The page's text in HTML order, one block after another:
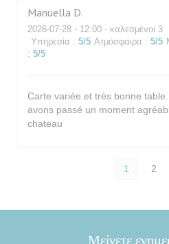
Manuella D
2026-07-28 - 12:00 - καλεσμένοι 3
Υπηρεσία : 5/5 Ατμόσφαιρα : 5/5
: 5/5
Carte variée et très bonne
avons passé un moment
chateau
1 2
Μείνετε